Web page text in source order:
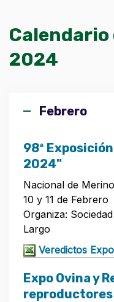
Calendario
2024
Febrero
98ª
2024"
Nacional de
10 y 11 de Febrero
Organiza:
Largo
Veredictos
Expo Ovina y
reproductores